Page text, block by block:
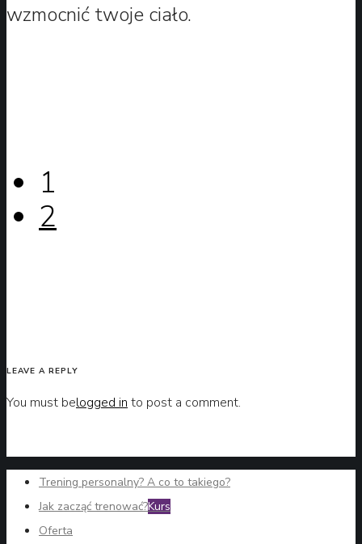
wzmocnić twoje ciało.
1
2
LEAVE A REPLY
You must belogged in to post a comment.
Trening personalny? A co to takiego?
Jak zacząć trenować?Kurs
Oferta